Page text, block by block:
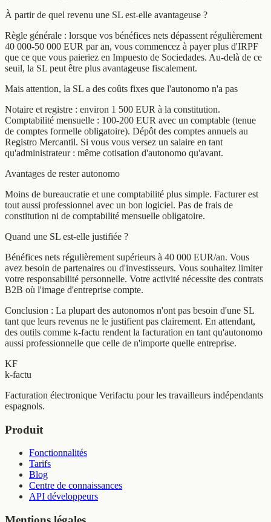
À partir de quel revenu une SL est-elle avantageuse ?
Règle générale : lorsque vos bénéfices nets dépassent régulièrement
40 000-50 000 EUR par an, vous commencez à payer plus d'IRPF
que ce que vous paieriez en Impuesto de Sociedades. Au-delà de ce
seuil, la SL peut être plus avantageuse fiscalement.
Mais attention, la SL a des coûts fixes que l'autonomo n'a pas
Notaire et registre : environ 1 500 EUR à la constitution.
Comptabilité mensuelle : 100-200 EUR avec un comptable (tenue
de comptes formelle obligatoire). Dépôt des comptes annuels au
Registro Mercantil. Si vous vous versez un salaire en tant
qu'administrateur : même cotisation d'autonomo qu'avant.
Avantages de rester autonomo
Moins de bureaucratie et une comptabilité plus simple. Facturer est
tout aussi professionnel avec un bon logiciel. Pas de frais de
constitution ni de comptabilité mensuelle obligatoire.
Quand une SL est-elle justifiée ?
Bénéfices nets régulièrement supérieurs à 40 000 EUR/an. Vous
avez besoin de partenaires ou d'investisseurs. Vous souhaitez limiter
votre responsabilité personnelle. Votre activité nécessite des contrats
B2B où l'image d'entreprise compte.
Conclusion : La plupart des autonomos n'ont pas besoin d'une SL
tant que leurs revenus ne le justifient pas clairement. En attendant,
des outils comme k-factu rendent la facturation en tant qu'autonomo
aussi professionnelle que celle de n'importe quelle entreprise.
KF
k-factu
Facturation électronique Verifactu pour les travailleurs indépendants
espagnols.
Produit
Fonctionnalités
Tarifs
Blog
Centre de connaissances
API développeurs